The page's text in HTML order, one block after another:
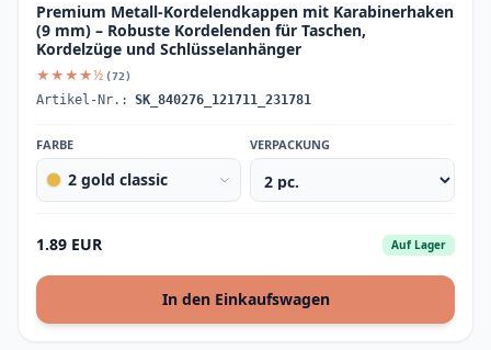
Premium Metall-Kordelendkappen mit Karabinerhaken
(9 mm) – Robuste Kordelenden für Taschen,
Kordelzüge und Schlüsselanhänger
★★★★½ (72)
Artikel-Nr.: SK_840276_121711_231781
FARBE
2 gold classic
VERPACKUNG
1.89 EUR Auf Lager
In den Einkaufswagen